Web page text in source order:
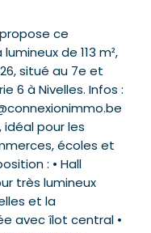
ce
de 113 m²,
situé au 7e et
6 à Nivelles. Infos :
idéal pour les
écoles et
: • Hall
très lumineux
et la
avec îlot central •